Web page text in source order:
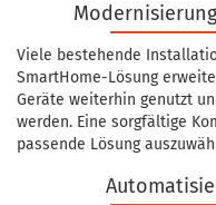
Viele bestehende
SmartHome-Lösung
Geräte weiterhin genutzt
werden. Eine sorgfältige
passende Lösung